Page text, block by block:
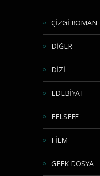
ÇİZGİ ROMAN
DİĞER
DİZİ
EDEBİYAT
FELSEFE
FİLM
GEEK DOSYA